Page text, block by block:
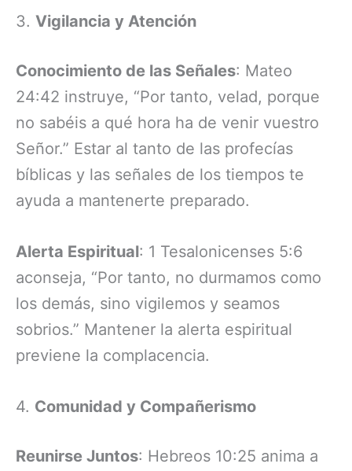
3. Vigilancia y Atención
Conocimiento de las Señales: Mateo
24:42 instruye, “Por tanto, velad, porque
no sabéis a qué hora ha de venir vuestro
Señor.” Estar al tanto de las profecías
bíblicas y las señales de los tiempos te
ayuda a mantenerte preparado.
Alerta Espiritual: 1 Tesalonicenses 5:6
aconseja, “Por tanto, no durmamos como
los demás, sino vigilemos y seamos
sobrios.” Mantener la alerta espiritual
previene la complacencia.
4. Comunidad y Compañerismo
Reunirse Juntos: Hebreos 10:25 anima a